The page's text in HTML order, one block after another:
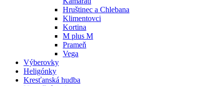
Hruštinec a Chlebana
Klimentovci
Kortina
M plus M
Prameň
Vega
Výberovky
Heligónky
Kresťanská hudba